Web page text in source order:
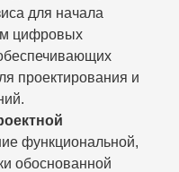
для начала
цифровых
проектирования и
функциональной,
обоснованной